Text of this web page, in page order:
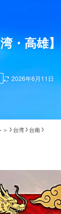
・高雄
2026年6月11日
＞ 台湾 台南